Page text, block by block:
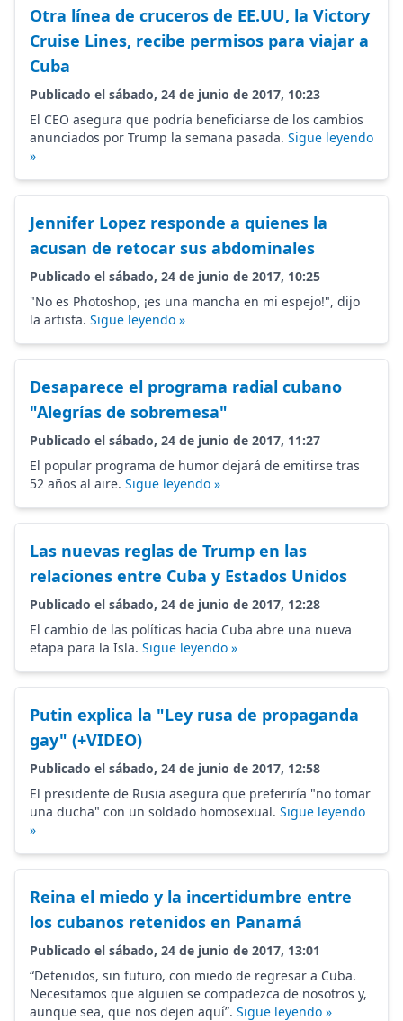
Otra línea de cruceros de EE.UU, la Victory
Cruise Lines, recibe permisos para viajar a
Cuba
Publicado el sábado, 24 de junio de 2017, 10:23
El CEO asegura que podría beneficiarse de los cambios
anunciados por Trump la semana pasada. Sigue leyendo
»
Jennifer Lopez responde a quienes la
acusan de retocar sus abdominales
Publicado el sábado, 24 de junio de 2017, 10:25
"No es Photoshop, ¡es una mancha en mi espejo!", dijo
la artista. Sigue leyendo »
Desaparece el programa radial cubano
"Alegrías de sobremesa"
Publicado el sábado, 24 de junio de 2017, 11:27
El popular programa de humor dejará de emitirse tras
52 años al aire. Sigue leyendo »
Las nuevas reglas de Trump en las
relaciones entre Cuba y Estados Unidos
Publicado el sábado, 24 de junio de 2017, 12:28
El cambio de las políticas hacia Cuba abre una nueva
etapa para la Isla. Sigue leyendo »
Putin explica la "Ley rusa de propaganda
gay" (+VIDEO)
Publicado el sábado, 24 de junio de 2017, 12:58
El presidente de Rusia asegura que preferiría "no tomar
una ducha" con un soldado homosexual. Sigue leyendo
»
Reina el miedo y la incertidumbre entre
los cubanos retenidos en Panamá
Publicado el sábado, 24 de junio de 2017, 13:01
“Detenidos, sin futuro, con miedo de regresar a Cuba.
Necesitamos que alguien se compadezca de nosotros y,
aunque sea, que nos dejen aquí”. Sigue leyendo »